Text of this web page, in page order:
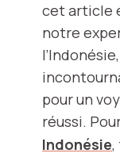
cet article
notre
pour un
réussi.
Indonésie,